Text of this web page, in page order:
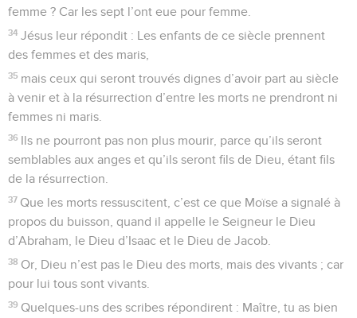
femme ? Car les sept l’ont eue pour femme.
34 Jésus leur répondit : Les enfants de ce siècle prennent
des femmes et des maris,
35 mais ceux qui seront trouvés dignes d’avoir part au siècle
à venir et à la résurrection d’entre les morts ne prendront ni
femmes ni maris.
36 Ils ne pourront pas non plus mourir, parce qu’ils seront
semblables aux anges et qu’ils seront fils de Dieu, étant fils
de la résurrection.
37 Que les morts ressuscitent, c’est ce que Moïse a signalé à
propos du buisson, quand il appelle le Seigneur le Dieu
d’Abraham, le Dieu d’Isaac et le Dieu de Jacob.
38 Or, Dieu n’est pas le Dieu des morts, mais des vivants ; car
pour lui tous sont vivants.
39 Quelques-uns des scribes répondirent : Maître, tu as bien